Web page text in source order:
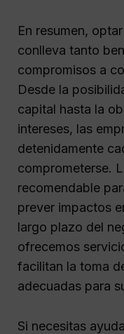
En resumen,
conlleva tanto
compromisos a
Desde la
capital hasta la
intereses, las
detenidamente
comprometerse.
recomendable
prever impactos
largo plazo del
ofrecemos
facilitan la toma
adecuadas para
Si necesitas